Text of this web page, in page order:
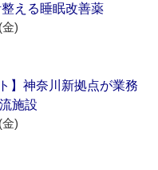
整える睡眠改善薬
)
】神奈川新拠点が業務
施設
)